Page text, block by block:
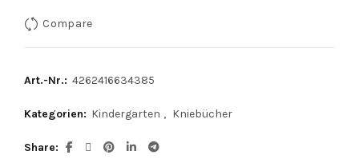
Compare
Art.-Nr.: 4262416634385
Kategorien: Kindergarten , Kniebücher
Share